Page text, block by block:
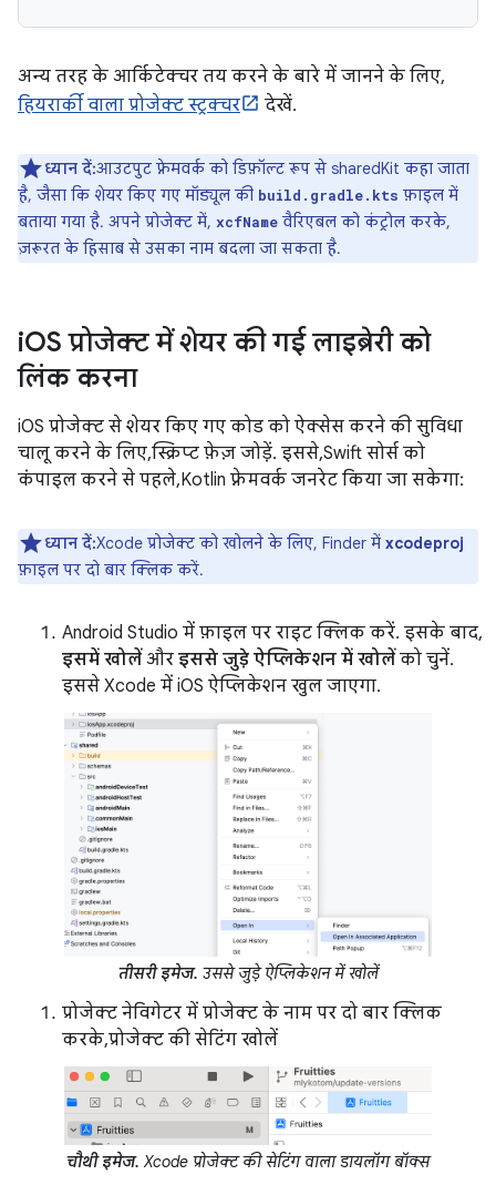
अन्य तरह के आर्किटेक्चर तय करने के बारे में जानने के लिए,
हियरार्की वाला प्रोजेक्ट स्ट्रक्चर
देखें.
ध्यान दें:आउटपुट फ़्रेमवर्क को डिफ़ॉल्ट रूप से sharedKit कहा जाता
है, जैसा कि शेयर किए गए मॉड्यूल की build.gradle.kts फ़ाइल में
बताया गया है. अपने प्रोजेक्ट में, xcfName वैरिएबल को कंट्रोल करके,
ज़रूरत के हिसाब से उसका नाम बदला जा सकता है.
iOS प्रोजेक्ट में शेयर की गई लाइब्रेरी को
लिंक करना
iOS प्रोजेक्ट से शेयर किए गए कोड को ऐक्सेस करने की सुविधा
चालू करने के लिए, स्क्रिप्ट फ़ेज़ जोड़ें. इससे, Swift सोर्स को
कंपाइल करने से पहले, Kotlin फ़्रेमवर्क जनरेट किया जा सकेगा:
ध्यान दें:Xcode प्रोजेक्ट को खोलने के लिए, Finder में xcodeproj
फ़ाइल पर दो बार क्लिक करें.
Android Studio में फ़ाइल पर राइट क्लिक करें. इसके बाद,
इसमें खोलें और इससे जुड़े ऐप्लिकेशन में खोलें को चुनें.
इससे Xcode में iOS ऐप्लिकेशन खुल जाएगा.
तीसरी इमेज. उससे जुड़े ऐप्लिकेशन में खोलें
प्रोजेक्ट नेविगेटर में प्रोजेक्ट के नाम पर दो बार क्लिक
करके, प्रोजेक्ट की सेटिंग खोलें
चौथी इमेज. Xcode प्रोजेक्ट की सेटिंग वाला डायलॉग बॉक्स